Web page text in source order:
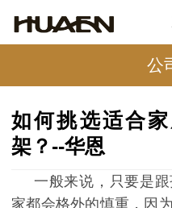
公
如何挑选适合
架？--华恩
一般来说，只要是
家都会格外的慎重，因